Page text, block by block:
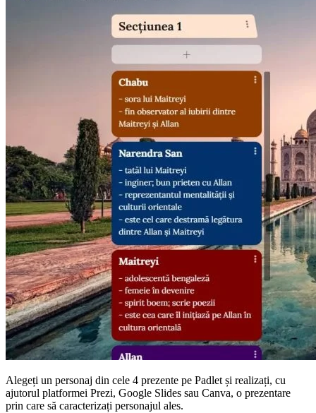
Alegeți un personaj din cele 4 prezente pe Padlet și realizați, cu
ajutorul platformei Prezi, Google Slides sau Canva, o prezentare
prin care să caracterizați personajul ales.